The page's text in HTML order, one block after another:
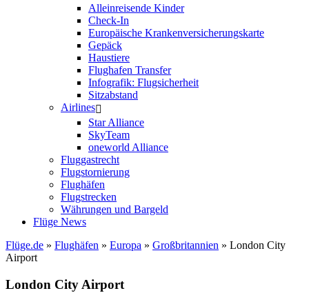
Alleinreisende Kinder
Check-In
Europäische Krankenversicherungskarte
Gepäck
Haustiere
Flughafen Transfer
Infografik: Flugsicherheit
Sitzabstand
Airlines
Star Alliance
SkyTeam
oneworld Alliance
Fluggastrecht
Flugstornierung
Flughäfen
Flugstrecken
Währungen und Bargeld
Flüge News
Flüge.de » Flughäfen » Europa » Großbritannien » London City
Airport
London City Airport